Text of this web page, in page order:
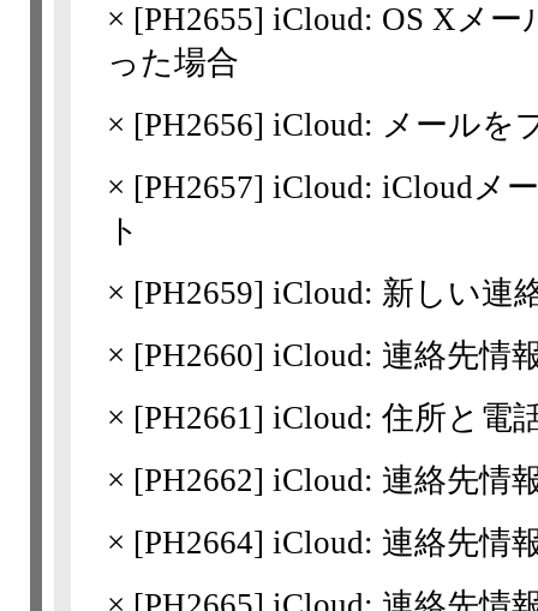
× [PH2655] iCloud: OS Xメ
った場合
× [PH2656] iCloud: メールを
× [PH2657] iCloud: iCloudメ
ト
× [PH2659] iCloud: 新しい連
× [PH2660] iCloud: 連絡先情
× [PH2661] iCloud: 住所と電
× [PH2662] iCloud: 連絡先情
× [PH2664] iCloud: 連絡先情